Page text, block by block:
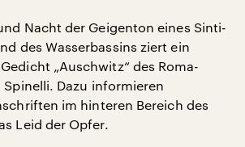
Nacht der Geigenton eines Sinti-
des Wasserbassins ziert ein
„Auschwitz“ des Roma-
Spinelli. Dazu informieren
im hinteren Bereich des
Leid der Opfer.